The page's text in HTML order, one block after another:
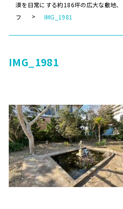
漠を日常にする約186坪の広大な敷地
フ
IMG_1981
IMG_1981